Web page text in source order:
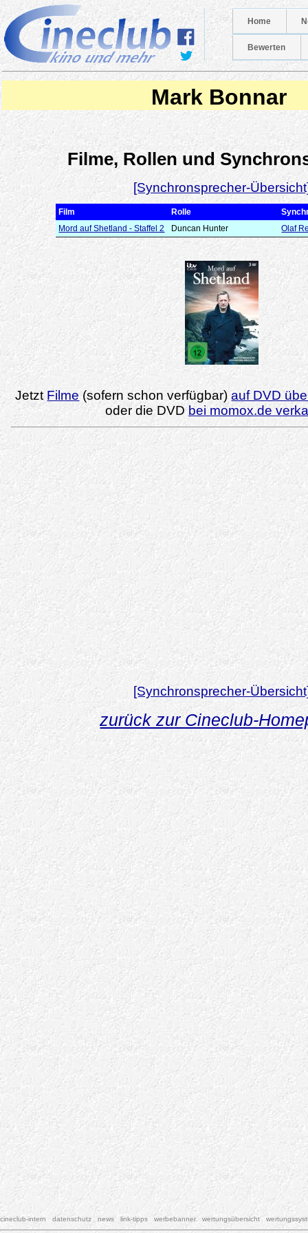
Home
Bewerten
Mark Bonnar
Filme, Rollen und
[Synchronsprecher-
Film Rolle
Mord auf Shetland - Staffel 2
Duncan Hunter Olaf
Jetzt Filme (sofern schon verfügbar)auf DVD
oder die DVD bei momox.de
[Synchronsprecher-
zurück zur Cineclub-
cineclub-intern datenschutz news link-tipps werbebanner wertungsübersicht